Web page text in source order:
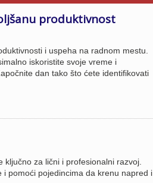
produktivnost
i uspeha na radnom mestu.
iskoristite svoje vreme i
dan tako što ćete identifikovati
za lični i profesionalni razvoj.
pomoći pojedincima da krenu napred i